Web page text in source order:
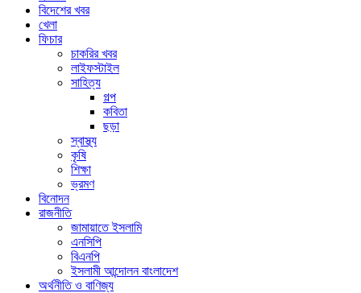
বিদেশের খবর
খেলা
ফিচার
চাকরির খবর
লাইফস্টাইল
সাহিত্য
গল্প
কবিতা
ছড়া
স্বাস্থ্য
কৃষি
শিক্ষা
ভ্রমণ
বিনোদন
রাজনীতি
জামায়াতে ইসলামি
এনসিপি
বিএনপি
ইসলামী আন্দোলন বাংলাদেশ
অর্থনীতি ও বাণিজ্য